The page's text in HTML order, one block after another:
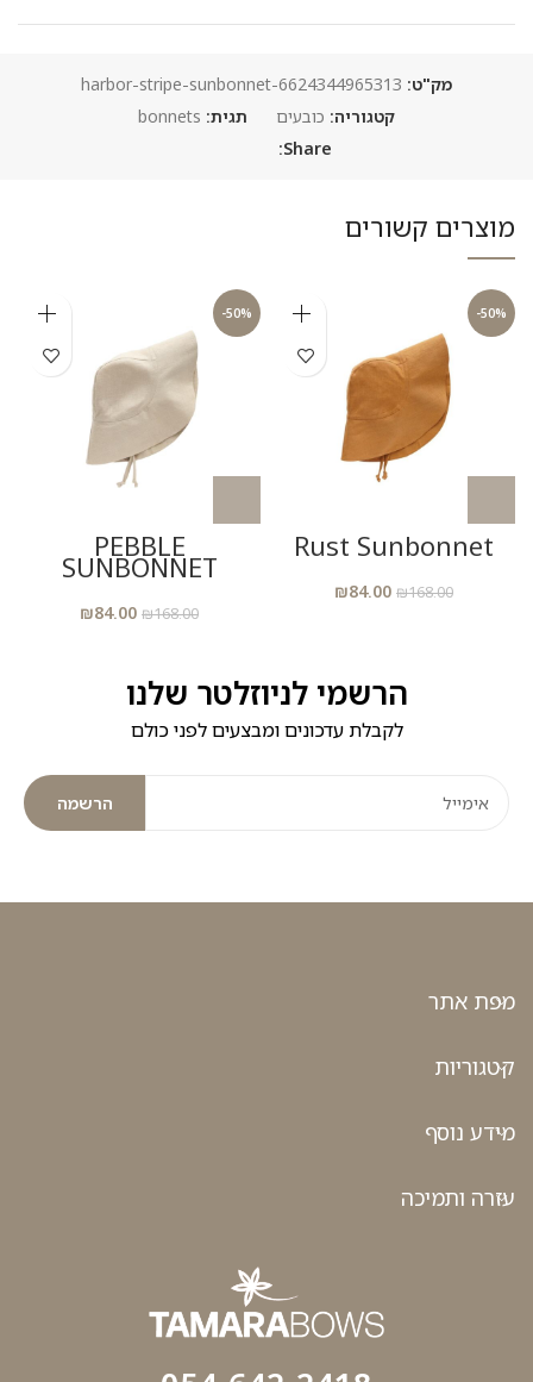
מק"ט: 6624344965313-harbor-stripe-sunbonnet
קטגוריה: כובעים תגית: bonnets
Share:
מוצרים קשורים
-50%
Rust Sunbonnet
₪168.00
₪84.00
-50%
PEBBLE
SUNBONNET
₪168.00
₪84.00
הרשמי לניוזלטר שלנו
לקבלת עדכונים ומבצעים לפני כולם
הרשמה
מפת אתר
קטגוריות
מידע נוסף
עזרה ותמיכה